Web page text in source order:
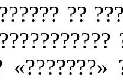
??